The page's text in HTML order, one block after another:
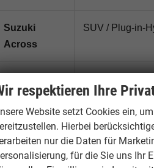
Suzuki
Across
SUV / Plug-in-
Jimny
Reimport:
respektieren Ihre
Website setzt Cookies ein,
Hierbei
nur die Daten für
für die Sie uns Ihr